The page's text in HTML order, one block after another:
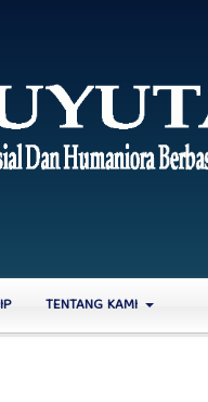
TENTANG KAMI